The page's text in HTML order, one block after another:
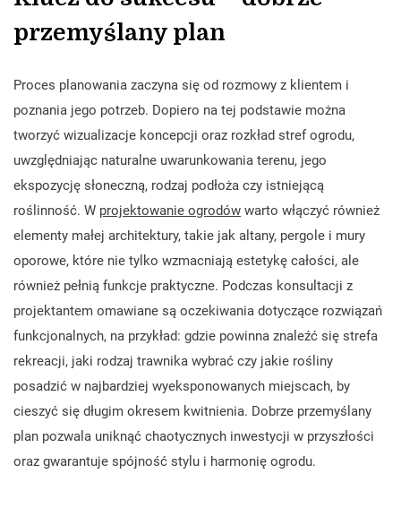
przemyślany plan
Proces planowania zaczyna się od rozmowy z klientem i
poznania jego potrzeb. Dopiero na tej podstawie można
tworzyć wizualizacje koncepcji oraz rozkład stref ogrodu,
uwzględniając naturalne uwarunkowania terenu, jego
ekspozycję słoneczną, rodzaj podłoża czy istniejącą
roślinność. W projektowanie ogrodów warto włączyć również
elementy małej architektury, takie jak altany, pergole i mury
oporowe, które nie tylko wzmacniają estetykę całości, ale
również pełnią funkcje praktyczne. Podczas konsultacji z
projektantem omawiane są oczekiwania dotyczące rozwiązań
funkcjonalnych, na przykład: gdzie powinna znaleźć się strefa
rekreacji, jaki rodzaj trawnika wybrać czy jakie rośliny
posadzić w najbardziej wyeksponowanych miejscach, by
cieszyć się długim okresem kwitnienia. Dobrze przemyślany
plan pozwala uniknąć chaotycznych inwestycji w przyszłości
oraz gwarantuje spójność stylu i harmonię ogrodu.